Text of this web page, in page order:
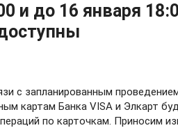
и до 16 января
с запланированным
картам Банка VISA и Элкарт
по карточкам. Приносим